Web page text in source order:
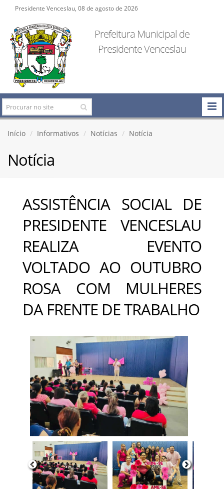
Presidente Venceslau, 08 de agosto de 2026
Prefeitura Municipal de
Presidente Venceslau
Início Informativos Notícias Notícia
Notícia
ASSISTÊNCIA SOCIAL DE
PRESIDENTE VENCESLAU
REALIZA EVENTO
VOLTADO AO OUTUBRO
ROSA COM MULHERES
DA FRENTE DE TRABALHO